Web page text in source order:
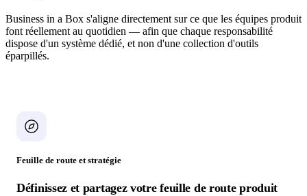
Business in a Box s'aligne directement sur ce que les équipes produit
font réellement au quotidien — afin que chaque responsabilité
dispose d'un système dédié, et non d'une collection d'outils
éparpillés.
Feuille de route et stratégie
Définissez et partagez votre feuille de route produit